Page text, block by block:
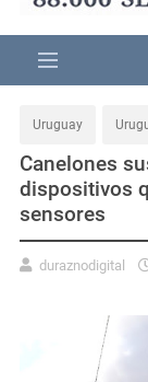
Uruguay
Canelones
dispositivos
sensores
duraznodigital